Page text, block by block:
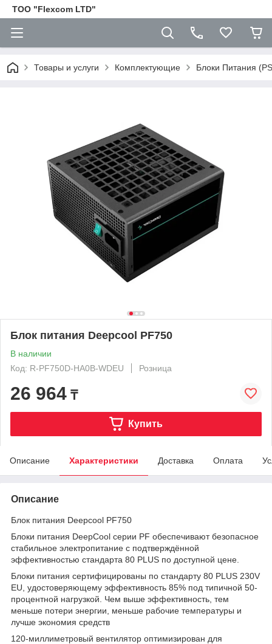
ТОО "Flexcom LTD"
Товары и услуги Комплектующие Блоки Питания
Блок питания Deepcool PF750
В наличии
Код: R-PF750D-HA0B-WDEU
Розница
26 964 ₸
Купить
Описание Характеристики Доставка Оплата
Описание
Блок питания Deepcool PF750
Блоки питания DeepCool серии PF обеспечивают безопасное
стабильное электропитание с подтверждённой
эффективностью стандарта 80 PLUS по доступной цене.
Блоки питания сертифицированы по стандарту 80 PLUS 230V
EU, удостоверяющему эффективность 85% под типичной 50-
процентной нагрузкой. Чем выше эффективность, тем
меньше потери энергии, меньше рабочие температуры и
лучше экономия средств
120-миллиметровый вентилятор оптимизирован для